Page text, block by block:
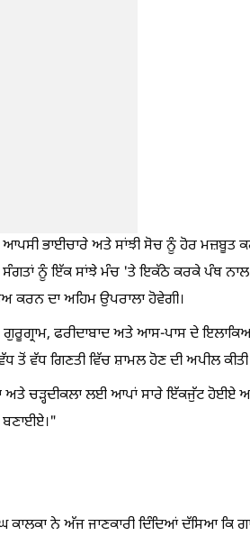
ਆਪਸੀ ਭਾਈਚਾਰੇ ਅਤੇ ਸਾਂਝੀ ਸੋਚ ਨੂੰ ਹੋਰ ਮਜ਼ਬੂਤ
ਸੰਗਤਾਂ ਨੂੰ ਇੱਕ ਸਾਂਝੇ ਮੰਚ 'ਤੇ ਇਕੱਠੇ ਕਰਕੇ ਪੰਥ
ਕਰਨ ਦਾ ਅਹਿਮ ਉਪਰਾਲਾ ਹੋਵੇਗੀ।
ਫਰੀਦਾਬਾਦ ਅਤੇ ਆਸ-ਪਾਸ ਦੇ
ਵੱਧ ਗਿਣਤੀ ਵਿੱਚ ਸ਼ਾਮਲ ਹੋਣ ਦੀ ਅਪੀਲ
ਅਤੇ ਚੜ੍ਹਦੀਕਲਾ ਲਈ ਆਪਾਂ ਸਾਰੇ ਇੱਕਜੁੱਟ ਹੋਈਏ
ਕਾਲਕਾ ਨੇ ਅੱਜ ਜਾਣਕਾਰੀ ਦਿੰਦਿਆਂ ਦੱਸਿਆ ਕਿ